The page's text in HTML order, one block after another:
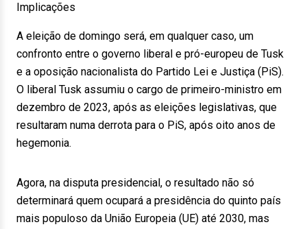
Implicações
A eleição de domingo será, em qualquer caso, um
confronto entre o governo liberal e pró-europeu de Tusk
e a oposição nacionalista do Partido Lei e Justiça (PiS).
O liberal Tusk assumiu o cargo de primeiro-ministro em
dezembro de 2023, após as eleições legislativas, que
resultaram numa derrota para o PiS, após oito anos de
hegemonia.
Agora, na disputa presidencial, o resultado não só
determinará quem ocupará a presidência do quinto país
mais populoso da União Europeia (UE) até 2030, mas